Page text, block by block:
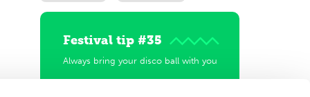
Festival tip #35
Always bring your disco ball with you